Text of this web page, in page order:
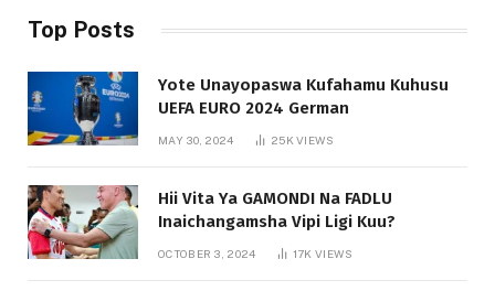
Top Posts
Yote Unayopaswa Kufahamu Kuhusu
UEFA EURO 2024 German
MAY 30, 2024 25KVIEWS
Hii Vita Ya GAMONDI Na FADLU
Inaichangamsha Vipi Ligi Kuu?
OCTOBER 3, 2024 17KVIEWS